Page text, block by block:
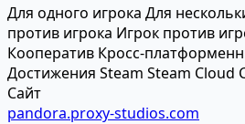
Для одного игрока Для
против игрока Игрок против
Кооператив Кросс-
Достижения Steam Steam Cloud
Сайт
pandora.proxy-studios.com